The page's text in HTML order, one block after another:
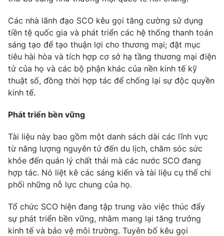
Các nhà lãnh đạo SCO kêu gọi tăng cường sử dụng
tiền tệ quốc gia và phát triển các hệ thống thanh toán
sáng tạo để tạo thuận lợi cho thương mại; đặt mục
tiêu hài hòa và tích hợp cơ sở hạ tầng thương mại điện
tử của họ và các bộ phận khác của nền kinh tế kỹ
thuật số, đồng thời hợp tác để chống lại sự độc quyền
kinh tế.
Phát triển bền vững
Tài liệu này bao gồm một danh sách dài các lĩnh vực
từ năng lượng nguyên tử đến du lịch, chăm sóc sức
khỏe đến quản lý chất thải mà các nước SCO đang
hợp tác. Nó liệt kê các sáng kiến ​​và tài liệu cụ thể chi
phối những nỗ lực chung của họ.
Tổ chức SCO hiện đang tập trung vào việc thúc đẩy
sự phát triển bền vững, nhằm mang lại tăng trưởng
kinh tế và bảo vệ môi trường. Tuyên bố kêu gọi